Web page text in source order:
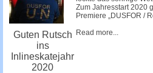
Guten Rutsch
ins
Inlineskatejahr
2020
Zum Jahresstart 2020
Premiere „DUSFOR /
Read more...